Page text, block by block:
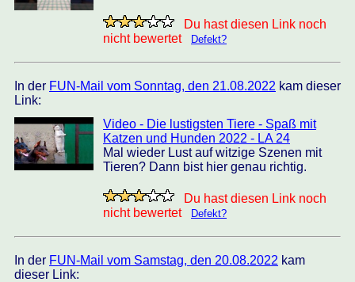
Du hast diesen Link noch
nicht bewertet
Defekt?
In der FUN-Mail vom Sonntag, den 21.08.2022 kam dieser
Link:
Video - Die lustigsten Tiere - Spaß mit
Katzen und Hunden 2022 - LA 24
Mal wieder Lust auf witzige Szenen mit
Tieren? Dann bist hier genau richtig.
Du hast diesen Link noch
nicht bewertet
Defekt?
In der FUN-Mail vom Samstag, den 20.08.2022 kam
dieser Link: